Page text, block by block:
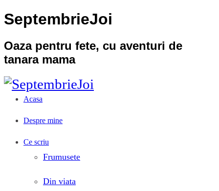
SeptembrieJoi
Oaza pentru fete, cu aventuri de
tanara mama
Acasa
Despre mine
Ce scriu
Frumusete
Din viata